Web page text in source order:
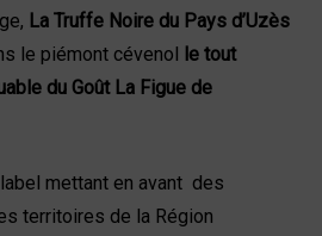
La Truffe Noire du Pays d’Uzès
le piémont cévenol le tout
du Goût La Figue de
mettant en avant des
territoires de la Région